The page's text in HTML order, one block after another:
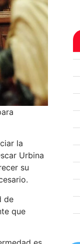
la
Urbina
su
de
que